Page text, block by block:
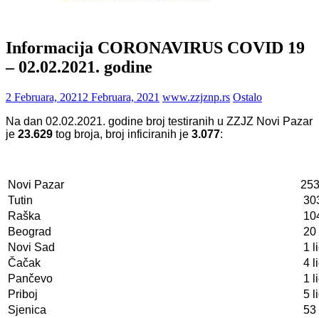
Informacija CORONAVIRUS COVID 19
– 02.02.2021. godine
2 Februara, 2021 2 Februara, 2021 www.zzjznp.rs Ostalo
Na dan 02.02.2021. godine broj testiranih u ZZJZ Novi Pazar
je 23.629 tog broja, broj inficiranih je 3.077:
Novi Pazar
Tutin
Raška
Beograd
20
Novi Sad
1
Čačak
4
Pančevo
1
Priboj
5
Sjenica
53